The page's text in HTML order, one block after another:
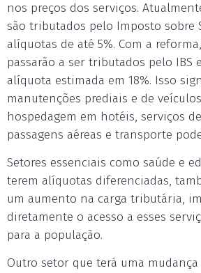
nos preços dos serviços.
são tributados pelo Imposto sobre
alíquotas de até 5%. Com a
passarão a ser tributados pelo IBS
alíquota estimada em 18%. Isso
manutenções prediais e de
hospedagem em hotéis, serviços
passagens aéreas e transporte
Setores essenciais como saúde e
terem alíquotas diferenciadas,
um aumento na carga tributária,
diretamente o acesso a esses
para a população.
Outro setor que terá uma